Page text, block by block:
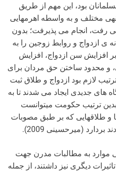
بود، این مهم از طریق
مختلف و به واسطه اهرمهایی
رفت، انجام می پذیرفت؛ بدون
ی ازدواج و روابط زوجین را به
بر افزایش سن ازدواج، افزایش
و محدود ساختن حق مردان برای
لازم بود ازدواج و طلاق ثبت
های جدیدی ایجاد می شدند تا به
ترتیب حکومت میتوانست
و طلاقهایی که بر طبق مصوبات
(میرحسینی 2009).
موارد به مطالبات مدرن جهت
دیگری نیز داشتند، از جمله